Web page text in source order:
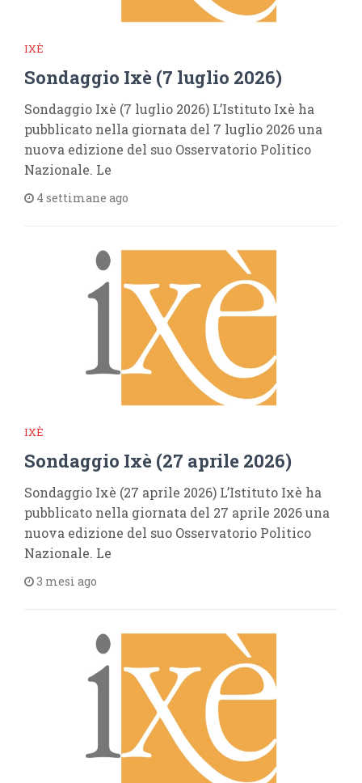
IXÈ
Sondaggio Ixè (7 luglio 2026)
Sondaggio Ixè (7 luglio 2026) L’Istituto Ixè ha
pubblicato nella giornata del 7 luglio 2026 una
nuova edizione del suo Osservatorio Politico
Nazionale. Le
4 settimane ago
IXÈ
Sondaggio Ixè (27 aprile 2026)
Sondaggio Ixè (27 aprile 2026) L’Istituto Ixè ha
pubblicato nella giornata del 27 aprile 2026 una
nuova edizione del suo Osservatorio Politico
Nazionale. Le
3 mesi ago